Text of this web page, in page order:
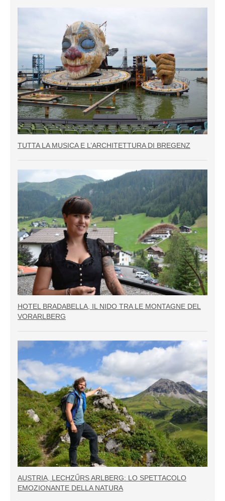
TUTTA LA MUSICA E L’ARCHITETTURA DI BREGENZ
HOTEL BRADABELLA, IL NIDO TRA LE MONTAGNE DEL
VORARLBERG
AUSTRIA, LECHZŰRS ARLBERG: LO SPETTACOLO
EMOZIONANTE DELLA NATURA